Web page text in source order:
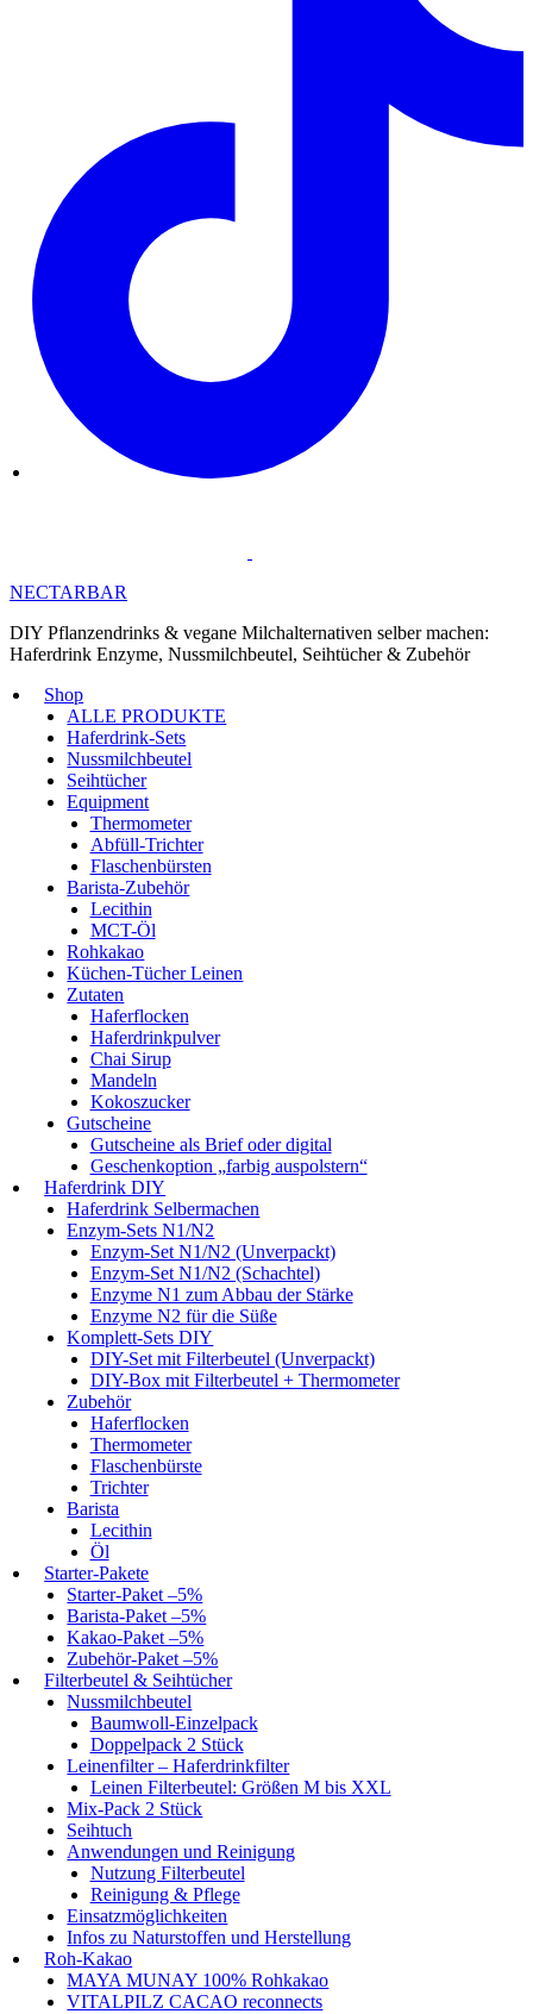
NECTARBAR
DIY Pflanzendrinks & vegane Milchalternativen selber machen:
Haferdrink Enzyme, Nussmilchbeutel, Seihtücher & Zubehör
Shop
ALLE PRODUKTE
Haferdrink-Sets
Nussmilchbeutel
Seihtücher
Equipment
Thermometer
Abfüll-Trichter
Flaschenbürsten
Barista-Zubehör
Lecithin
MCT-Öl
Rohkakao
Küchen-Tücher Leinen
Zutaten
Haferflocken
Haferdrinkpulver
Chai Sirup
Mandeln
Kokoszucker
Gutscheine
Gutscheine als Brief oder digital
Geschenkoption „farbig auspolstern“
Haferdrink DIY
Haferdrink Selbermachen
Enzym-Sets N1/N2
Enzym-Set N1/N2 (Unverpackt)
Enzym-Set N1/N2 (Schachtel)
Enzyme N1 zum Abbau der Stärke
Enzyme N2 für die Süße
Komplett-Sets DIY
DIY-Set mit Filterbeutel (Unverpackt)
DIY-Box mit Filterbeutel + Thermometer
Zubehör
Haferflocken
Thermometer
Flaschenbürste
Trichter
Barista
Lecithin
Öl
Starter-Pakete
Starter-Paket –5%
Barista-Paket –5%
Kakao-Paket –5%
Zubehör-Paket –5%
Filterbeutel & Seihtücher
Nussmilchbeutel
Baumwoll-Einzelpack
Doppelpack 2 Stück
Leinenfilter – Haferdrinkfilter
Leinen Filterbeutel: Größen M bis XXL
Mix-Pack 2 Stück
Seihtuch
Anwendungen und Reinigung
Nutzung Filterbeutel
Reinigung & Pflege
Einsatzmöglichkeiten
Infos zu Naturstoffen und Herstellung
Roh-Kakao
MAYA MUNAY 100% Rohkakao
VITALPILZ CACAO reconnects